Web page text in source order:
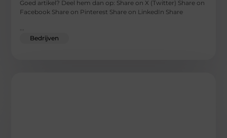
Goed artikel? Deel hem dan op: Share on X (Twitter) Share on
Facebook Share on Pinterest Share on LinkedIn Share
...
Bedrijven